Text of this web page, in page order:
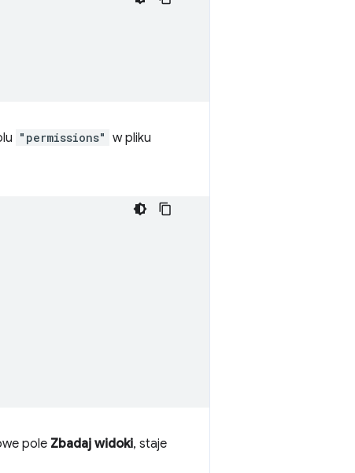
"permissions" w pliku
pole Zbadaj widoki, staje